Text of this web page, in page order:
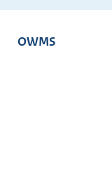
OWMS